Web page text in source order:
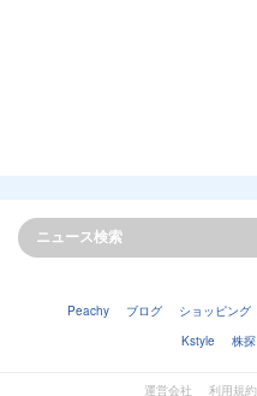
Peachy ブログ ショッピング
Kstyle
株探
運営会社 利用規約